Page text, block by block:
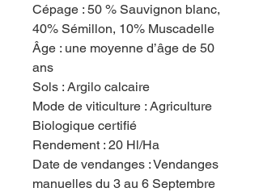
Cépage : 50 % Sauvignon blanc,
40% Sémillon, 10% Muscadelle
Âge : une moyenne d’âge de 50
ans
Sols : Argilo calcaire
Mode de viticulture : Agriculture
Biologique certifié
Rendement : 20 Hl/Ha
Date de vendanges : Vendanges
manuelles du 3 au 6 Septembre